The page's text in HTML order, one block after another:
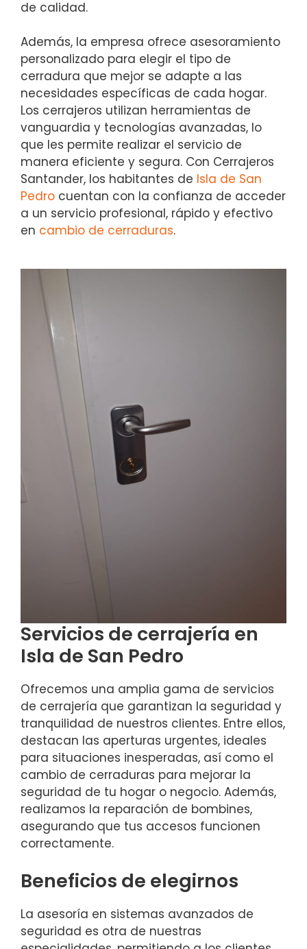
de calidad.
Además, la empresa ofrece asesoramiento
personalizado para elegir el tipo de
cerradura que mejor se adapte a las
necesidades específicas de cada hogar.
Los cerrajeros utilizan herramientas de
vanguardia y tecnologías avanzadas, lo
que les permite realizar el servicio de
manera eficiente y segura. Con Cerrajeros
Santander, los habitantes de Isla de San
Pedro cuentan con la confianza de acceder
a un servicio profesional, rápido y efectivo
en cambio de cerraduras.
Servicios de cerrajería en
Isla de San Pedro
Ofrecemos una amplia gama de servicios
de cerrajería que garantizan la seguridad y
tranquilidad de nuestros clientes. Entre ellos,
destacan las aperturas urgentes, ideales
para situaciones inesperadas, así como el
cambio de cerraduras para mejorar la
seguridad de tu hogar o negocio. Además,
realizamos la reparación de bombines,
asegurando que tus accesos funcionen
correctamente.
Beneficios de elegirnos
La asesoría en sistemas avanzados de
seguridad es otra de nuestras